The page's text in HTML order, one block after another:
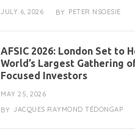
JULY 6, 2026 BY PETER NSOESIE
AFSIC 2026: London Set to
World’s Largest Gathering
Focused Investors
MAY 25, 2026
BY JACQUES RAYMOND TÉDONGAP